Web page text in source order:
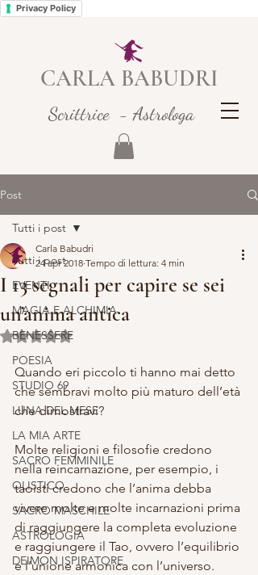
Privacy Policy
CARLA BABUDRI
Scrittrice - Astrologa
Post
Tutti i post
EVENTI
MAGIA E ALCHIMIA
BENESSERE
POESIA
STUDIO 69
LUNA DEL MESE
LA MIA ARTE
SACRO FEMMINILE
OLISTICO
SACRO MASCHILE
ASTROLOGIA
DEIMON ISPIRATORE
Tutti i post
I 13 segnali per capire se sei
un’anima antica
Carla Babudri
24 apr 2018 Tempo di lettura: 4 min
Valutazione NaN stelle su 5.
Quando eri piccolo ti hanno mai detto
che sembravi molto più maturo dell’età
che dimostravi?
Molte religioni e filosofie credono
nella reincarnazione, per esempio, i
taoisti credono che l’anima debba
vivere molte e molte incarnazioni prima
di raggiungere la completa evoluzione
e raggiungere il Tao, ovvero l’equilibrio
e l’unione armonica con l’universo.